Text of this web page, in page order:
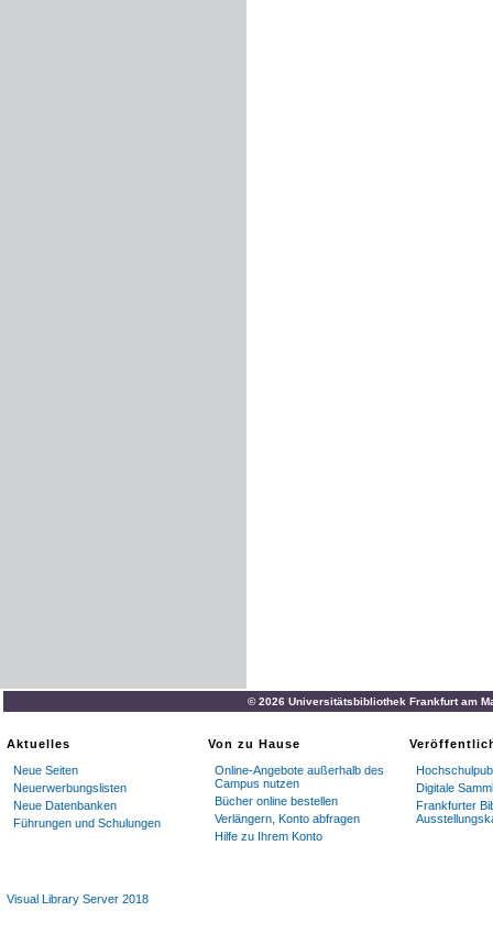
© 2026 Universitätsbibliothek Frankfurt am
Aktuelles
Neue Seiten
Neuerwerbungslisten
Neue Datenbanken
Führungen und Schulungen
Von zu Hause
Online-Angebote außerhalb des
Campus nutzen
Bücher online bestellen
Verlängern, Konto abfragen
Hilfe zu Ihrem Konto
Digitale
Frankfurter
Visual Library Server 2018